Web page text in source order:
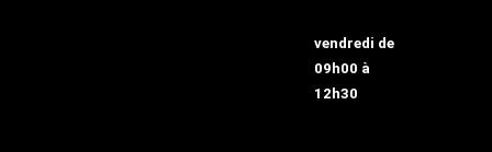
vendredi de
09h00 à
12h30